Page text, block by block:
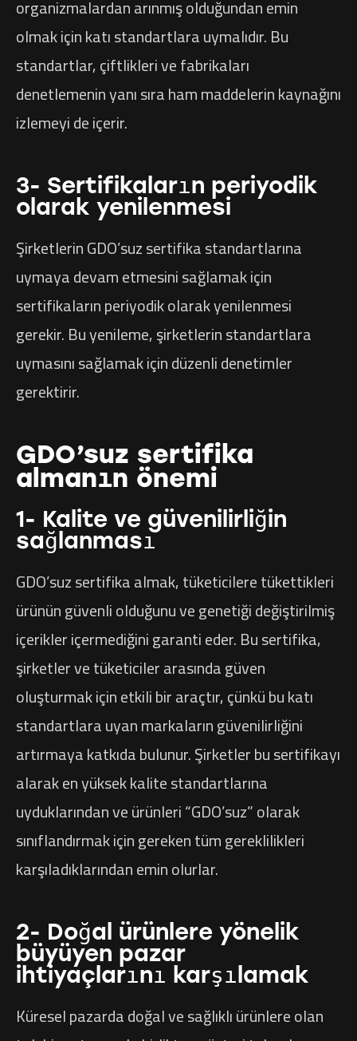
organizmalardan arınmış olduğundan emin
olmak için katı standartlara uymalıdır. Bu
standartlar, çiftlikleri ve fabrikaları
denetlemenin yanı sıra ham maddelerin kaynağını
izlemeyi de içerir.
3- Sertifikaların periyodik
olarak yenilenmesi
Şirketlerin GDO’suz sertifika standartlarına
uymaya devam etmesini sağlamak için
sertifikaların periyodik olarak yenilenmesi
gerekir. Bu yenileme, şirketlerin standartlara
uymasını sağlamak için düzenli denetimler
gerektirir.
GDO’suz sertifika
almanın önemi
1- Kalite ve güvenilirliğin
sağlanması
GDO’suz sertifika almak, tüketicilere tükettikleri
ürünün güvenli olduğunu ve genetiği değiştirilmiş
içerikler içermediğini garanti eder. Bu sertifika,
şirketler ve tüketiciler arasında güven
oluşturmak için etkili bir araçtır, çünkü bu katı
standartlara uyan markaların güvenilirliğini
artırmaya katkıda bulunur. Şirketler bu sertifikayı
alarak en yüksek kalite standartlarına
uyduklarından ve ürünleri “GDO’suz” olarak
sınıflandırmak için gereken tüm gereklilikleri
karşıladıklarından emin olurlar.
2- Doğal ürünlere yönelik
büyüyen pazar
ihtiyaçlarını karşılamak
Küresel pazarda doğal ve sağlıklı ürünlere olan